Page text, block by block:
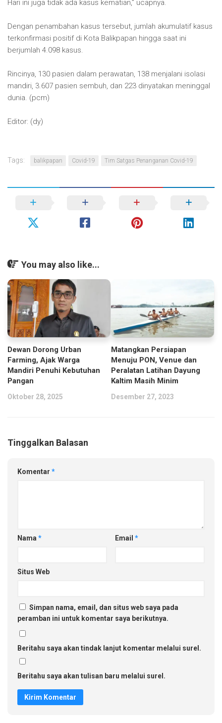
Hari ini juga tidak ada kasus kematian,” ucapnya.
Dengan penambahan kasus tersebut, jumlah akumulatif kasus
terkonfirmasi positif di Kota Balikpapan hingga saat ini
berjumlah 4.098 kasus.
Rincinya, 130 pasien dalam perawatan, 138 menjalani isolasi
mandiri, 3.607 pasien sembuh, dan 223 dinyatakan meninggal
dunia. (pcm)
Editor: (dy)
Tags: balikpapan Covid-19 Tim Satgas Penanganan Covid-19
You may also like...
Dewan Dorong Urban
Farming, Ajak Warga
Mandiri Penuhi Kebutuhan
Pangan
Oktober 28, 2025
Matangkan Persiapan
Menuju PON, Venue dan
Peralatan Latihan Dayung
Kaltim Masih Minim
Desember 27, 2023
Tinggalkan Balasan
Komentar *
Nama * Email *
Situs Web
Simpan nama, email, dan situs web saya pada
peramban ini untuk komentar saya berikutnya.
Beritahu saya akan tindak lanjut komentar melalui surel.
Beritahu saya akan tulisan baru melalui surel.